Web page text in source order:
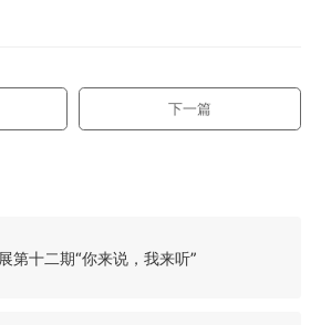
下一篇
第十二期“你来说，我来听”